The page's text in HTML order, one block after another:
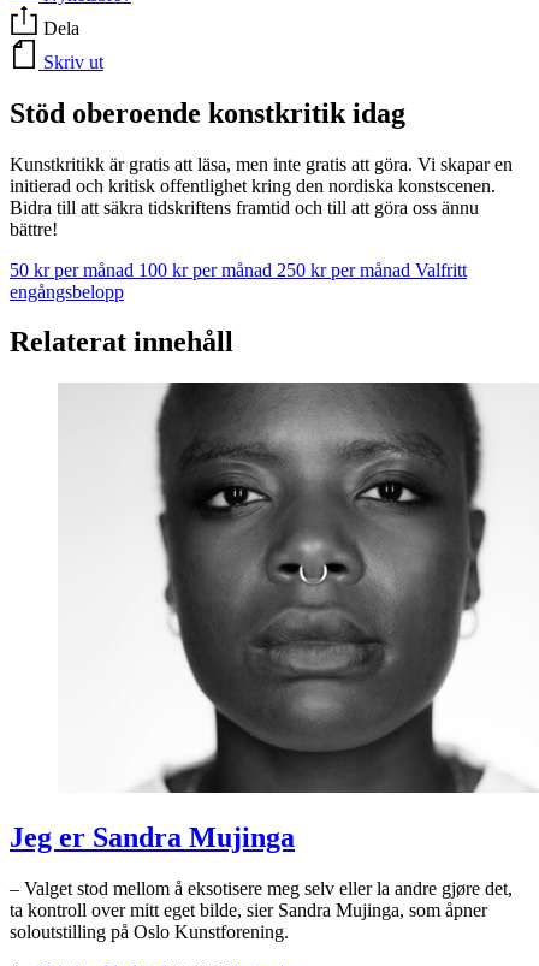
Dela
Skriv ut
Stöd oberoende konstkritik idag
Kunstkritikk är gratis att läsa, men inte gratis att göra. Vi skapar en
initierad och kritisk offentlighet kring den nordiska konstscenen.
Bidra till att säkra tidskriftens framtid och till att göra oss ännu
bättre!
50 kr per månad 100 kr per månad 250 kr per månad Valfritt
engångsbelopp
Relaterat innehåll
Jeg er Sandra Mujinga
– Valget stod mellom å eksotisere meg selv eller la andre gjøre det,
ta kontroll over mitt eget bilde, sier Sandra Mujinga, som åpner
soloutstilling på Oslo Kunstforening.